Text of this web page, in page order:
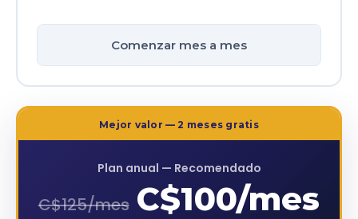
Comenzar mes a mes
Mejor valor — 2 meses gratis
Plan anual — Recomendado
C$125/mes C$100/mes